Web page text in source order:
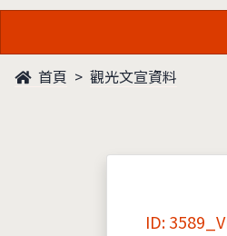
首頁 觀光文宣資料
ID: